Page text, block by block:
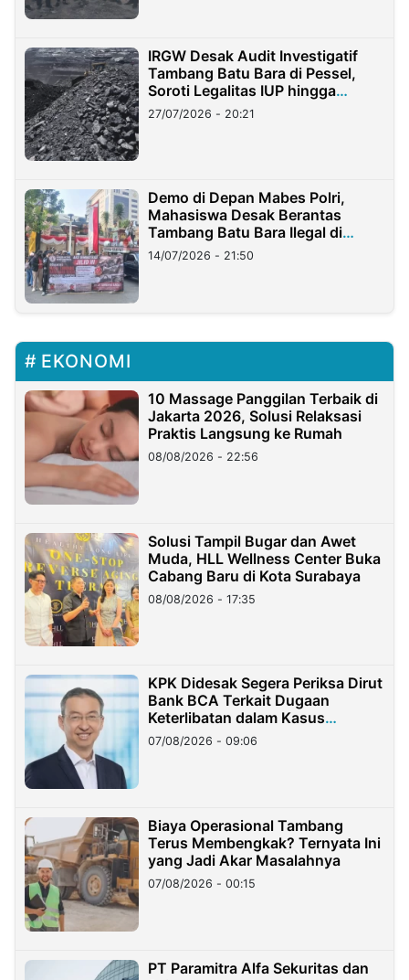
IRGW Desak Audit Investigatif
Tambang Batu Bara di Pessel,
Soroti Legalitas IUP hingga
Stockpile
27/07/2026 - 20:21
Demo di Depan Mabes Polri,
Mahasiswa Desak Berantas
Tambang Batu Bara Ilegal di
Lampung
14/07/2026 - 21:50
EKONOMI
10 Massage Panggilan Terbaik di
Jakarta 2026, Solusi Relaksasi
Praktis Langsung ke Rumah
08/08/2026 - 22:56
Solusi Tampil Bugar dan Awet
Muda, HLL Wellness Center Buka
Cabang Baru di Kota Surabaya
08/08/2026 - 17:35
KPK Didesak Segera Periksa Dirut
Bank BCA Terkait Dugaan
Keterlibatan dalam Kasus
Hilangnya Dana Nasabah Rp2,58
Miliar
07/08/2026 - 09:06
Biaya Operasional Tambang
Terus Membengkak? Ternyata Ini
yang Jadi Akar Masalahnya
07/08/2026 - 00:15
PT Paramitra Alfa Sekuritas dan